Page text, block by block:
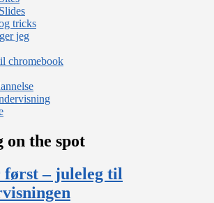
tricks
jeg
chromebook
the spot
først – juleleg til